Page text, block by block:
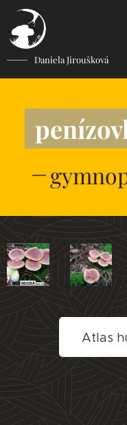
Daniela Jiroušková
Atlas